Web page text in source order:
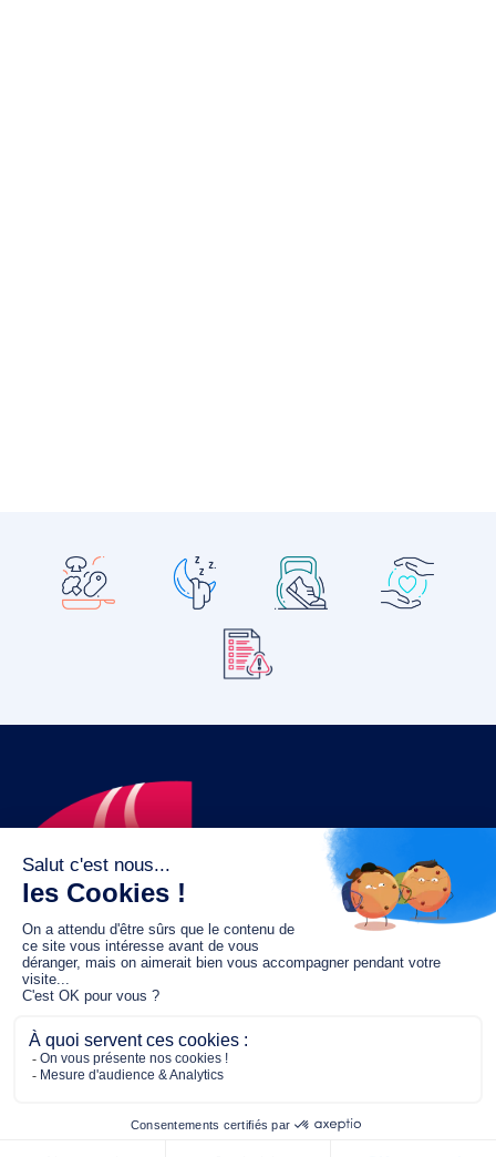
Le fonds de dotation MGC s’engage à
jouer un rôle dans la prévention santé
pour tous.
2/4 place de l’Abbé G. Hénocque
75637 PARIS CEDEX 13
01 40 78 06 56
Nous contacter